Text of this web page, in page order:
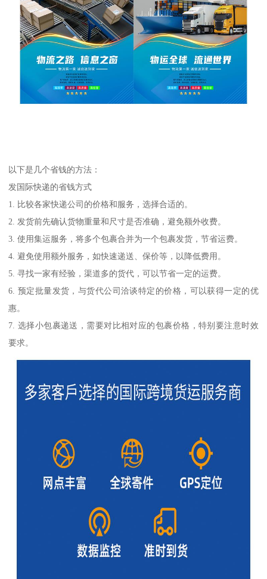
以下是几个省钱的方法：
发国际快递的省钱方式
1. 比较各家快递公司的价格和服务，选择合适的。
2. 发货前先确认货物重量和尺寸是否准确，避免额外收费。
3. 使用集运服务，将多个包裹合并为一个包裹发货，节省运费。
4. 避免使用额外服务，如快速递送、保价等，以降低费用。
5. 寻找一家有经验，渠道多的货代，可以节省一定的运费。
6. 预定批量发货，与货代公司洽谈特定的价格，可以获得一定的优
惠。
7. 选择小包裹递送，需要对比相对应的包裹价格，特别要注意时效
要求。